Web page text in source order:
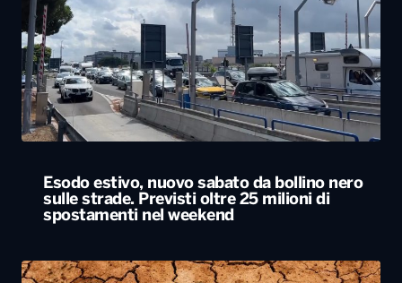
Esodo estivo, nuovo sabato da bollino nero
sulle strade. Previsti oltre 25 milioni di
spostamenti nel weekend